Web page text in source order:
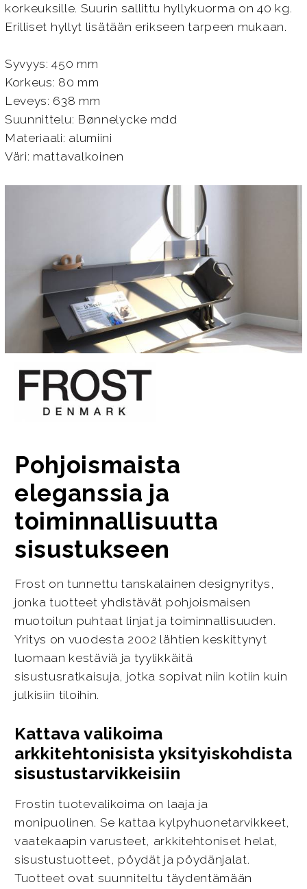
korkeuksille. Suurin sallittu hyllykuorma on 40 kg.
Erilliset hyllyt lisätään erikseen tarpeen mukaan.
Syvyys: 450 mm
Korkeus: 80 mm
Leveys: 638 mm
Suunnittelu: Bønnelycke mdd
Materiaali: alumiini
Väri: mattavalkoinen
Pohjoismaista
eleganssia ja
toiminnallisuutta
sisustukseen
Frost on tunnettu tanskalainen designyritys,
jonka tuotteet yhdistävät pohjoismaisen
muotoilun puhtaat linjat ja toiminnallisuuden.
Yritys on vuodesta 2002 lähtien keskittynyt
luomaan kestäviä ja tyylikkäitä
sisustusratkaisuja, jotka sopivat niin kotiin kuin
julkisiin tiloihin.
Kattava valikoima
arkkitehtonisista yksityiskohdista
sisustustarvikkeisiin
Frostin tuotevalikoima on laaja ja
monipuolinen. Se kattaa kylpyhuonetarvikkeet,
vaatekaapin varusteet, arkkitehtoniset helat,
sisustustuotteet, pöydät ja pöydänjalat.
Tuotteet ovat suunniteltu täydentämään